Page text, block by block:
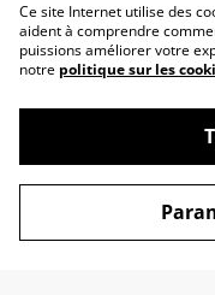
Ce site Internet utilise des
aident à comprendre
puissions améliorer votre
notre politique sur les